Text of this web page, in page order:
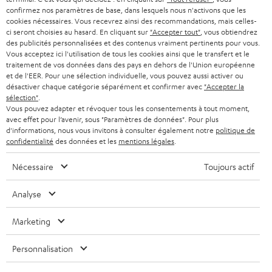
s
l
e
t
t
e
r
BLUETOOTH
CASQUES AUDIO
CASQUES BLUETOOTH AUDIO
SYSTEMES COMPLETS
ENCEINTES
ULTIMA
ÉCOUTEURS INTRA-AURICULAIRES
FANSHOP
NOUVEAUTÉS
NEWSLETTER
MAGASINS
AVANTAGES D’ACHAT
L’HISTOIRE DE TEUFEL
SUISSE
PAYS-BAS
BELGIQUE
FRANCE
POLOGNE
ITALIE
USA
Sous réserve de modifications techniques, de fautes de frappe et d’autres
erreurs. Les accessoires figurant sur l’image ne font pas partie du contenu de
confirmez nos paramètres de base, dans lesquels nous n'activons que les
cookies nécessaires. Vous recevrez ainsi des recommandations, mais celles-
ci seront choisies au hasard. En cliquant sur "Accepter tout" , vous obtiendrez
des publicités personnalisées et des contenus vraiment pertinents pour vous.
Vous acceptez ici l'utilisation de tous les cookies ainsi que le transfert et le
traitement de vos données dans des pays en dehors de l'Union européenne
et de l'EER. Pour une sélection individuelle, vous pouvez aussi activer ou
désactiver chaque catégorie séparément et confirmer avec "Accepter la
sélection"
Vous pouvez adapter et révoquer tous les consentements à tout moment,
avec effet pour l’avenir, sous "Paramètres de données". Pour plus
d'informations, nous vous invitons à consulter également notre politique de
confidentialité des données et les mentions légales
Nécessaire Toujours actif
Analyse
Marketing
Personnalisation